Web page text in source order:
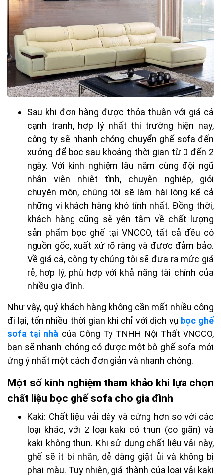
Sau khi đơn hàng được thỏa thuận với giá cả
cạnh tranh, hợp lý nhất thị trường hiện nay,
công ty sẽ nhanh chóng chuyển ghế sofa đến
xưởng để bọc sau khoảng thời gian từ 0 đến 2
ngày. Với kinh nghiệm lâu năm cùng đội ngũ
nhân viên nhiệt tình, chuyên nghiệp, giỏi
chuyên môn, chúng tôi sẽ làm hài lòng kể cả
những vị khách hàng khó tính nhất. Đồng thời,
khách hàng cũng sẽ yên tâm về chất lượng
sản phẩm bọc ghế tại VNCCO, tất cả đều có
nguồn gốc, xuất xứ rõ ràng và được đảm bảo.
Về giá cả, công ty chúng tôi sẽ đưa ra mức giá
rẻ, hợp lý, phù hợp với khả năng tài chính của
nhiều gia đình.
Như vậy, quý khách hàng không cần mất nhiều công
đi lại, tốn nhiều thời gian khi chỉ với dịch vụ bọc ghế
sofa tại nhà của Công Ty TNHH Nội Thất VNCCO,
bạn sẽ nhanh chóng có được một bộ ghế sofa mới
ứng ý nhất một cách đơn giản và nhanh chóng.
Một số kinh nghiệm tham khảo khi lựa chọn
chất liệu bọc ghế sofa cho gia đình
Kaki: Chất liệu vải dày và cứng hơn so với các
loại khác, với 2 loại kaki có thun (co giãn) và
kaki không thun. Khi sử dụng chất liệu vải này,
ghế sẽ ít bị nhăn, dễ dàng giặt ủi và không bị
phai màu. Tuy nhiên, giá thành của loại vải kaki